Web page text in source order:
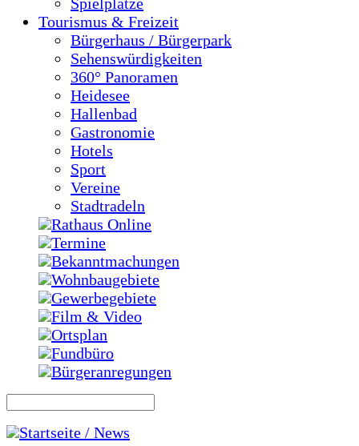
Tourismus & Freizeit
Bürgerhaus / Bürgerpark
Sehenswürdigkeiten
360° Panoramen
Heidesee
Hallenbad
Gastronomie
Hotels
Sport
Vereine
Stadtradeln
Rathaus Online
Termine
Bekanntmachungen
Wohnbaugebiete
Gewerbegebiete
Film & Video
Ortsplan
Fundbüro
Bürgeranregungen
Startseite / News